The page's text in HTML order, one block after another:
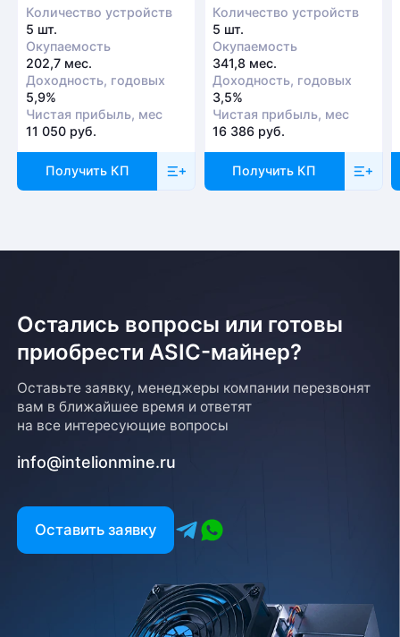
Количество устройств
5 шт.
Окупаемость
202,7 мес.
Доходность, годовых
5,9%
Чистая прибыль, мес
11 050 руб.
Получить КП
Количество устройств
5 шт.
Окупаемость
341,8 мес.
Доходность, годовых
3,5%
Чистая прибыль, мес
16 386 руб.
Получить КП
Остались вопросы или готовы
приобрести ASIC-майнер?
Оставьте заявку, менеджеры компании перезвонят
вам в ближайшее время и ответят
на все интересующие вопросы
info@intelionmine.ru
Оставить заявку